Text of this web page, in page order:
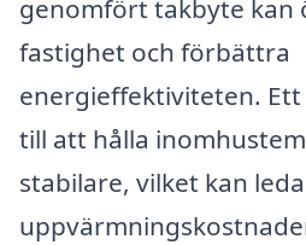
genomfört takbyte kan
fastighet och förbättra
energieffektiviteten.
till att hålla
stabilare, vilket kan